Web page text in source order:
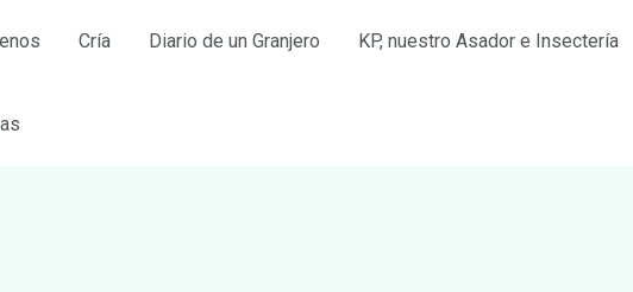
Cría Diario de un Granjero KP, nuestro Asador e Insectería